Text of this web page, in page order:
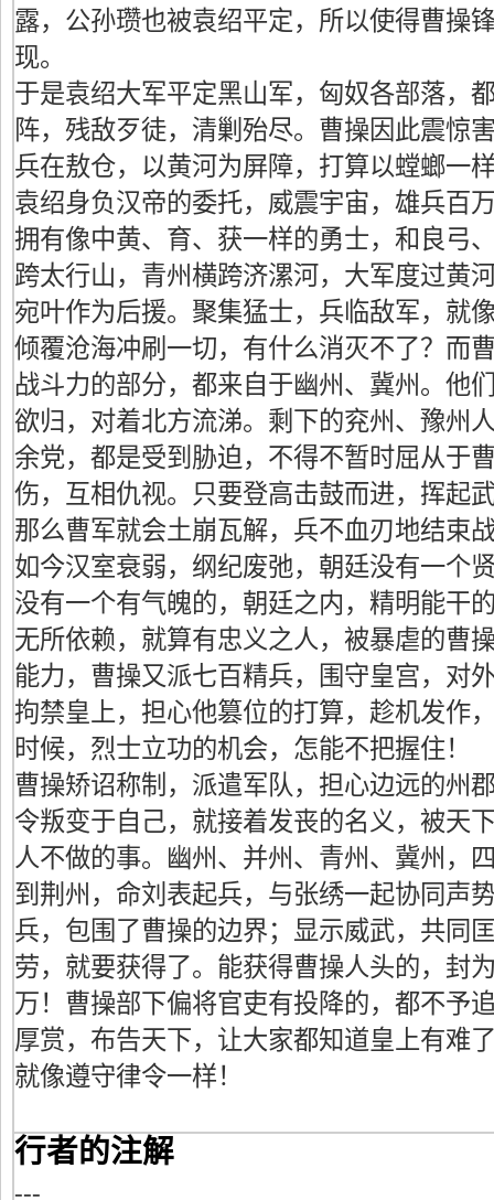
露，公孙瓒也被袁绍平定，所以使得曹操
现。
于是袁绍大军平定黑山军，匈奴各部落，
阵，残敌歹徒，清剿殆尽。曹操因此震惊
兵在敖仓，以黄河为屏障，打算以螳螂一
袁绍身负汉帝的委托，威震宇宙，雄兵百
拥有像中黄、育、获一样的勇士，和良弓
跨太行山，青州横跨济漯河，大军度过黄
宛叶作为后援。聚集猛士，兵临敌军，就
倾覆沧海冲刷一切，有什么消灭不了？而
战斗力的部分，都来自于幽州、冀州。他
欲归，对着北方流涕。剩下的兖州、豫州
余党，都是受到胁迫，不得不暂时屈从于
伤，互相仇视。只要登高击鼓而进，挥起
那么曹军就会土崩瓦解，兵不血刃地结束
如今汉室衰弱，纲纪废弛，朝廷没有一个
没有一个有气魄的，朝廷之内，精明能干
无所依赖，就算有忠义之人，被暴虐的曹
能力，曹操又派七百精兵，围守皇宫，对
拘禁皇上，担心他篡位的打算，趁机发作
时候，烈士立功的机会，怎能不把握住！
曹操矫诏称制，派遣军队，担心边远的州
令叛变于自己，就接着发丧的名义，被天
人不做的事。幽州、并州、青州、冀州，
到荆州，命刘表起兵，与张绣一起协同声
兵，包围了曹操的边界；显示威武，共同
劳，就要获得了。能获得曹操人头的，封
万！曹操部下偏将官吏有投降的，都不予
厚赏，布告天下，让大家都知道皇上有难
就像遵守律令一样！
行者的注解
---